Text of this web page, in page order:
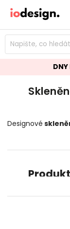
DNY
Designové
úroveň Vaší
Můžete se ale